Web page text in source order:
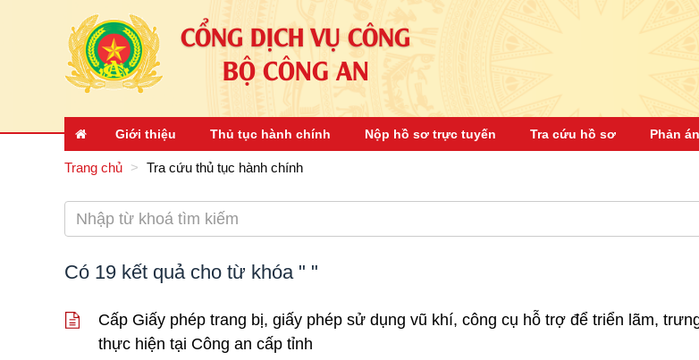
CỔNG DỊCH VỤ CÔNG
BỘ CÔNG AN
Giới thiệu Thủ tục hành chính Nộp hồ sơ trực tuyến Tra cứu hồ sơ Phản
Trang chủ Tra cứu thủ tục hành chính
Có 19 kết quả cho từ khóa " "
Cấp Giấy phép trang bị, giấy phép sử dụng vũ khí, công cụ hỗ trợ để triển lãm,
thực hiện tại Công an cấp tỉnh